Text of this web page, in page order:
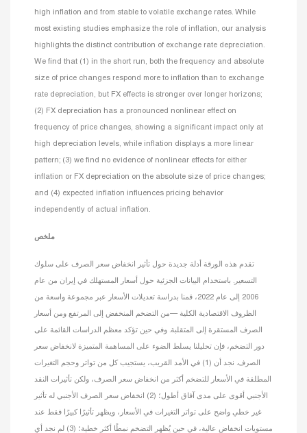
high inflation and from stable to volatile exchange rates. While
most existing studies emphasize the role of inflation, our analysis
highlights the distinct contribution of exchange rate depreciation.
We find that (1) in the short run, both the frequency and absolute
size of price changes respond more to inflation than to exchange
rate depreciation, but FX effects is stronger over longer horizons;
(2) FX depreciation has a pronounced nonlinear effect on
frequency of price changes, showing a significant impact only at
high depreciation levels, while inflation displays a more linear
pattern; (3) we find no evidence of nonlinear effects for either
inflation or FX depreciation on the absolute size of price changes;
and (4) expected inflation influences pricing behavior
independently of actual inflation.
ملخص
تقدم هذه الورقة أدلة جديدة حول تأثير انخفاض سعر الصرف على سلوك
التسعير. باستخدام البيانات الجزئية حول أسعار المستهلك في إيران من عام
2006 إلى عام 2022، قمنا بدراسة تعديلات الأسعار عبر مجموعة واسعة من
الظروف الاقتصادية الكلية —من التضخم المنخفض إلى المرتفع ومن أسعار
الصرف المستقرة إلى المتقلبة. وفي حين تؤكد معظم الدراسات القائمة على
دور التضخم، فإن تحليلنا يسلط الضوء على المساهمة المتميزة لانخفاض سعر
الصرف. نجد أن (1) في الأمد القريب، يستجيب كل من تواتر وحجم التغيرات
المطلقة في الأسعار للتضخم أكثر من انخفاض سعر الصرف، ولكن تأثيرات النقد
الأجنبي أقوى على مدى آفاق أطول؛ (2) انخفاض سعر الصرف الأجنبي له تأثير
غير خطي واضح على تواتر التغيرات في الأسعار، ويظهر تأثيرًا كبيرًا فقط عند
مستويات انخفاض عالية، في حين يُظهر التضخم نمطًا أكثر خطية؛ (3) لم نجد أي